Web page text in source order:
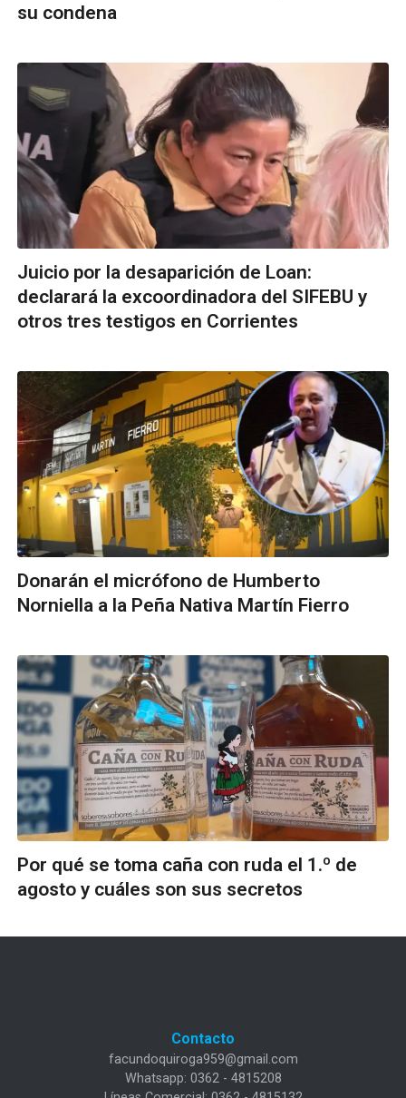
su condena
Juicio por la desaparición de Loan:
declarará la excoordinadora del SIFEBU y
otros tres testigos en Corrientes
Donarán el micrófono de Humberto
Norniella a la Peña Nativa Martín Fierro
Por qué se toma caña con ruda el 1.º de
agosto y cuáles son sus secretos
Contacto
facundoquiroga959@gmail.com
Whatsapp: 0362 - 4815208